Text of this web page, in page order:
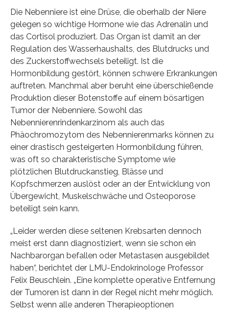
Die Nebenniere ist eine Drüse, die oberhalb der Niere
gelegen so wichtige Hormone wie das Adrenalin und
das Cortisol produziert. Das Organ ist damit an der
Regulation des Wasserhaushalts, des Blutdrucks und
des Zuckerstoffwechsels beteiligt. Ist die
Hormonbildung gestört, können schwere Erkrankungen
auftreten. Manchmal aber beruht eine überschießende
Produktion dieser Botenstoffe auf einem bösartigen
Tumor der Nebenniere. Sowohl das
Nebennierenrindenkarzinom als auch das
Phäochromozytom des Nebennierenmarks können zu
einer drastisch gesteigerten Hormonbildung führen,
was oft so charakteristische Symptome wie
plötzlichen Blutdruckanstieg, Blässe und
Kopfschmerzen auslöst oder an der Entwicklung von
Übergewicht, Muskelschwäche und Osteoporose
beteiligt sein kann.
„Leider werden diese seltenen Krebsarten dennoch
meist erst dann diagnostiziert, wenn sie schon ein
Nachbarorgan befallen oder Metastasen ausgebildet
haben“, berichtet der LMU-Endokrinologe Professor
Felix Beuschlein. „Eine komplette operative Entfernung
der Tumoren ist dann in der Regel nicht mehr möglich.
Selbst wenn alle anderen Therapieoptionen